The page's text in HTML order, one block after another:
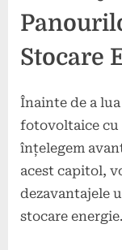
Stocare
Înainte de a
fotovoltaice cu
înțelegem
acest capitol,
dezavantajele
stocare energie.